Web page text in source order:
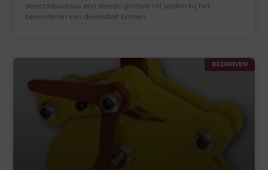
selectiebureaus een steeds grotere rol spelen bij het
bevorderen van diversiteit binnen
BEDRIJVEN